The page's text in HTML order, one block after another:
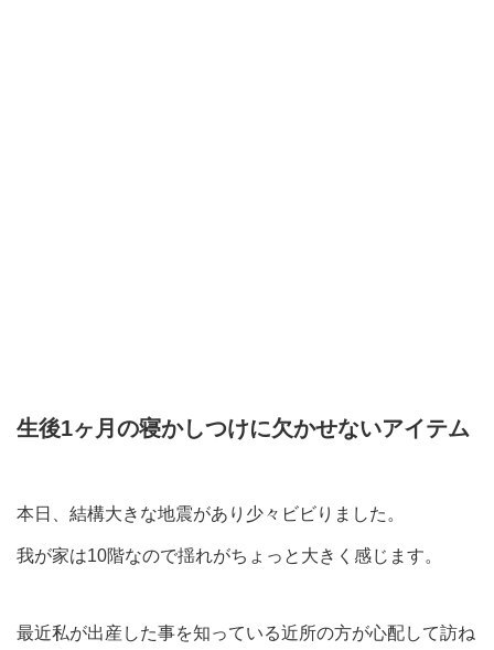
生後1ヶ月の寝かしつけに欠かせないアイテム
本日、結構大きな地震があり少々ビビりました。
我が家は10階なので揺れがちょっと大きく感じます。
最近私が出産した事を知っている近所の方が心配して訪ね